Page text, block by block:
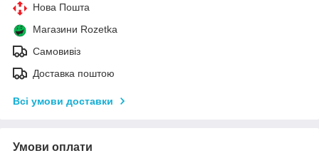
Нова Пошта
Магазини Rozetka
Самовивіз
Доставка поштою
Всі умови доставки
Умови оплати